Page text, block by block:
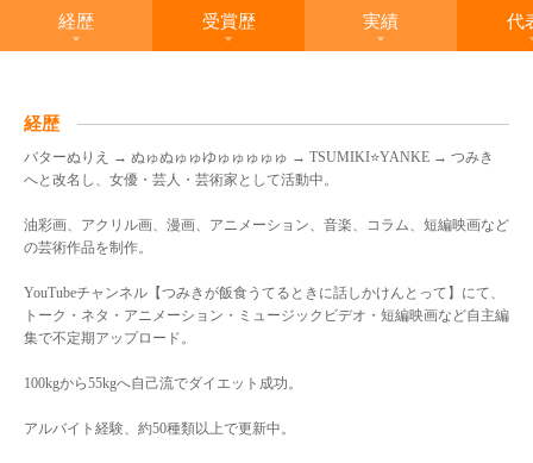
経歴 受賞歴 実績 代
経歴
バターぬりえ → ぬゅぬゅゅゆゅゅゅゅゅ → TSUMIKI⭐YANKE → つみき
へと改名し、女優・芸人・芸術家として活動中。
油彩画、アクリル画、漫画、アニメーション、音楽、コラム、短編映画など
の芸術作品を制作。
YouTubeチャンネル【つみきが飯食うてるときに話しかけんとって】にて、
トーク・ネタ・アニメーション・ミュージックビデオ・短編映画など自主編
集で不定期アップロード。
100kgから55kgへ自己流でダイエット成功。
アルバイト経験、約50種類以上で更新中。